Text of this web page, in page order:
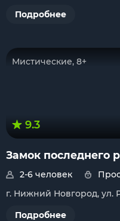
Подробнее
Мистические, 8+
9.3
Замок последнего
2-6 человек
г. Нижний Новгород, ул.
Подробнее